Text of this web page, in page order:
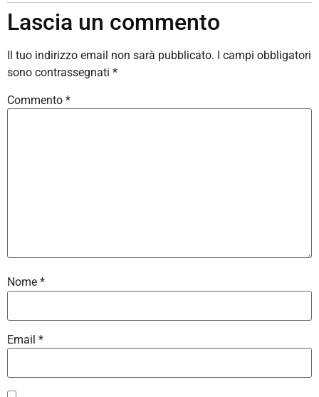
Lascia un commento
Il tuo indirizzo email non sarà pubblicato. I campi obbligatori
sono contrassegnati *
Commento *
Nome *
Email *